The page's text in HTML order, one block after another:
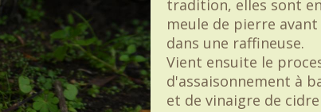
tradition, elles sont
meule de pierre
dans une raffineuse.
Vient ensuite le
d'assaisonnement à
et de vinaigre de